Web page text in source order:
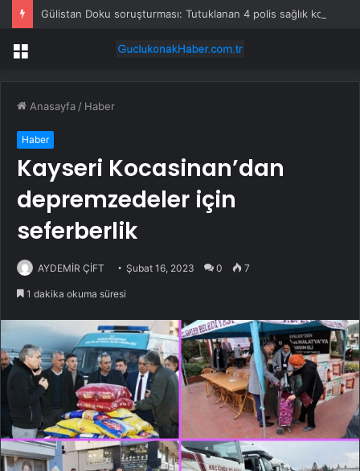
Menü
Anasayfa / Haber
Haber
Kayseri Kocasinan’dan
depremzedeler için
seferberlik
AYDEMİR ÇİFT Şubat 16, 2023 0 7
1 dakika okuma süresi